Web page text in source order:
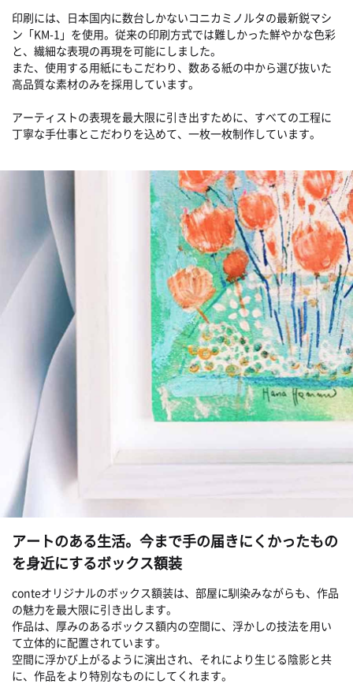
印刷には、日本国内に数台しかないコニカミノルタの最新鋭マシ
ン「KM-1」を使用。従来の印刷方式では難しかった鮮やかな色彩
と、繊細な表現の再現を可能にしました。
また、使用する用紙にもこだわり、数ある紙の中から選び抜いた
高品質な素材のみを採用しています。
アーティストの表現を最大限に引き出すために、すべての工程に
丁寧な手仕事とこだわりを込めて、一枚一枚制作しています。
アートのある生活。今まで手の届きにくかったもの
を身近にするボックス額装
conteオリジナルのボックス額装は、部屋に馴染みながらも、作品
の魅力を最大限に引き出します。
作品は、厚みのあるボックス額内の空間に、浮かしの技法を用い
て立体的に配置されています。
空間に浮かび上がるように演出され、それにより生じる陰影と共
に、作品をより特別なものにしてくれます。